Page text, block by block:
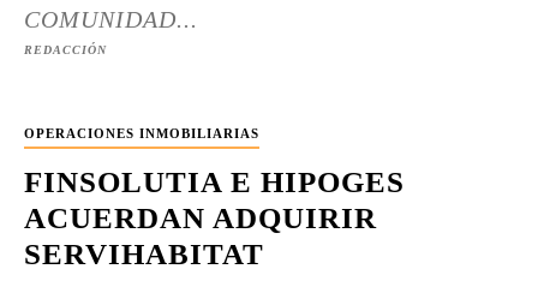
COMUNIDAD...
REDACCIÓN
OPERACIONES INMOBILIARIAS
FINSOLUTIA E HIPOGES
ACUERDAN ADQUIRIR
SERVIHABITAT